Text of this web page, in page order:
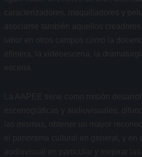
caracterizadores, maquilladores y
asociarse también aquellos
labor en otros campos como la
efímera, la videoescena, la
escena.
La AAPEE tiene como misión
escenográficas y audiovisuales;
las mismas, obtener un mayor
el panorama cultural en general, y en
audiovisual en particular y mejorar